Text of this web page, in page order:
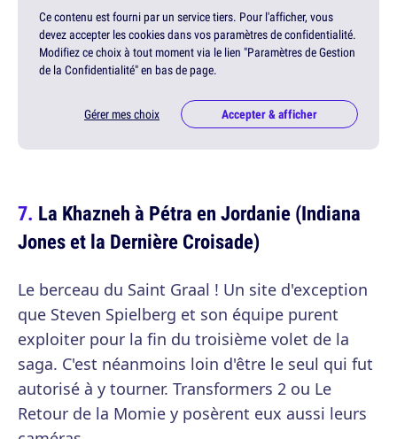
Ce contenu est fourni par un service tiers. Pour l'afficher, vous
devez accepter les cookies dans vos paramètres de confidentialité.
Modifiez ce choix à tout moment via le lien "Paramètres de Gestion
de la Confidentialité" en bas de page.
Gérer mes choix Accepter & afficher
La Khazneh à Pétra en Jordanie (Indiana
Jones et la Dernière Croisade)
Le berceau du Saint Graal ! Un site d'exception
que Steven Spielberg et son équipe purent
exploiter pour la fin du troisième volet de la
saga. C'est néanmoins loin d'être le seul qui fut
autorisé à y tourner. Transformers 2 ou Le
Retour de la Momie y posèrent eux aussi leurs